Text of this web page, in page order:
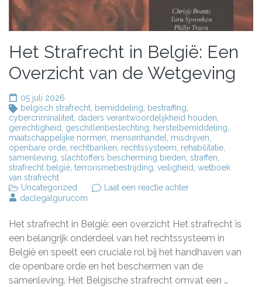
Het Strafrecht in België: Een
Overzicht van de Wetgeving
05 juli 2026
belgisch strafrecht, bemiddeling, bestraffing,
cybercriminaliteit, daders verantwoordelijkheid houden,
gerechtigheid, geschillenbeslechting, herstelbemiddeling,
maatschappelijke normen, mensenhandel, misdrijven,
openbare orde, rechtbanken, rechtssysteem, rehabilitatie,
samenleving, slachtoffers bescherming bieden, straffen,
strafrecht belgië, terrorismebestrijding, veiligheid, wetboek
van strafrecht
Uncategorized
Laat een reactie achterop
België:
Een
Overzicht
van
de
Wetgeving
daclegalgurucom
Het strafrecht in België: een overzicht Het strafrecht is
een belangrijk onderdeel van het rechtssysteem in
België en speelt een cruciale rol bij het handhaven van
de openbare orde en het beschermen van de
samenleving. Het Belgische strafrecht omvat een …